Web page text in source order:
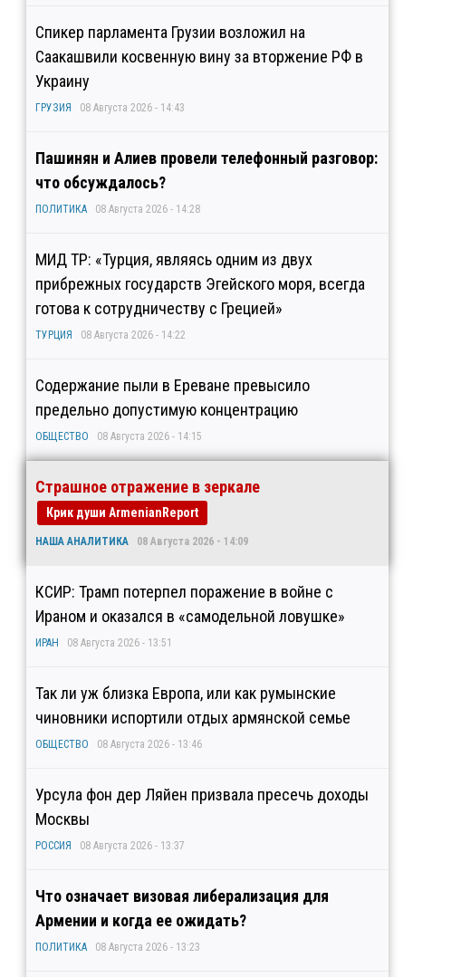
Спикер парламента Грузии возложил на
Саакашвили косвенную вину за вторжение РФ в
Украину
ГРУЗИЯ 08 Августа 2026 - 14:43
Пашинян и Алиев провели телефонный разговор:
что обсуждалось?
ПОЛИТИКА 08 Августа 2026 - 14:28
МИД ТР: «Турция, являясь одним из двух
прибрежных государств Эгейского моря, всегда
готова к сотрудничеству с Грецией»
ТУРЦИЯ 08 Августа 2026 - 14:22
Содержание пыли в Ереване превысило
предельно допустимую концентрацию
ОБЩЕСТВО 08 Августа 2026 - 14:15
Страшное отражение в зеркале
Крик души ArmenianReport
НАША АНАЛИТИКА 08 Августа 2026 - 14:09
КСИР: Трамп потерпел поражение в войне с
Ираном и оказался в «самодельной ловушке»
ИРАН 08 Августа 2026 - 13:51
Так ли уж близка Европа, или как румынские
чиновники испортили отдых армянской семье
ОБЩЕСТВО 08 Августа 2026 - 13:46
Урсула фон дер Ляйен призвала пресечь доходы
Москвы
РОССИЯ 08 Августа 2026 - 13:37
Что означает визовая либерализация для
Армении и когда ее ожидать?
ПОЛИТИКА 08 Августа 2026 - 13:23